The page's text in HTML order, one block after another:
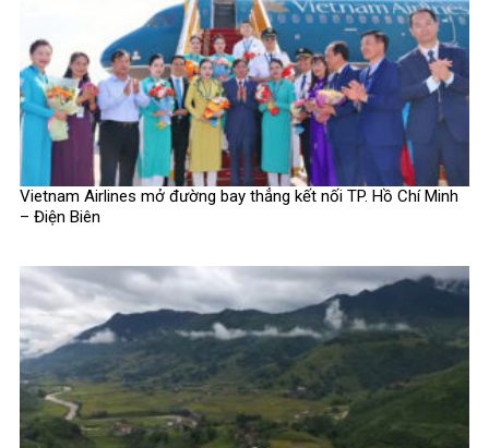
Vietnam Airlines mở đường bay thẳng kết nối TP. Hồ Chí Minh
– Điện Biên